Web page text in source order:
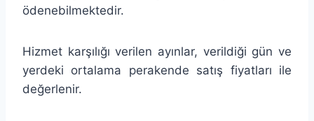
ödenebilmektedir.
Hizmet karşılığı verilen ayınlar, verildiği gün ve
yerdeki ortalama perakende satış fiyatları ile
değerlenir.